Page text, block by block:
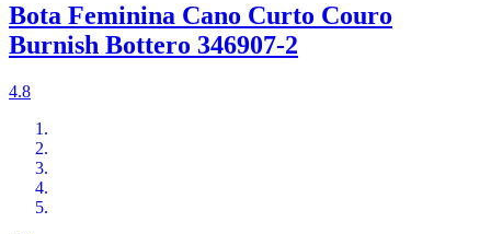
Bota Feminina Cano Curto Couro
Burnish Bottero 346907-2
4.8